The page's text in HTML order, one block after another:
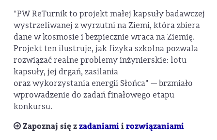
"PW ReTurnik to projekt małej kapsuły badawczej
wystrzeliwanej z wyrzutni na Ziemi, która zbiera
dane w kosmosie i bezpiecznie wraca na Ziemię.
Projekt ten ilustruje, jak fizyka szkolna pozwala
rozwiązać realne problemy inżynierskie: lotu
kapsuły, jej drgań, zasilania
oraz wykorzystania energii Słońca" — brzmiało
wprowadzenie do zadań finałowego etapu
konkursu.
Zapoznaj się zzadaniamiirozwiązaniami